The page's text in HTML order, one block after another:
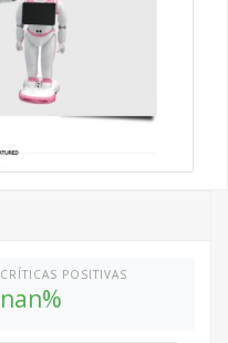
CRÍTICAS POSITIVAS
nan%